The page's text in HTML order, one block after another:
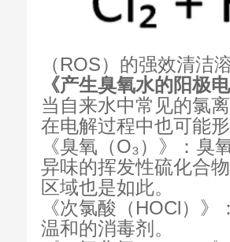
（ROS）的强效清洁
《产生臭氧水的阳极
当自来水中常见的氯
在电解过程中也可能
《臭氧（O₃）》：
异味的挥发性硫化合
区域也是如此。
《次氯酸（HOCl）
温和的消毒剂。